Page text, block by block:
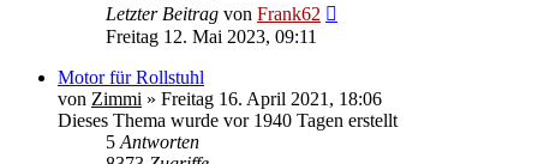
Letzter Beitrag von Frank62
Freitag 12. Mai 2023, 09:11
Motor für Rollstuhl
von Zimmi » Freitag 16. April 2021, 18:06
Dieses Thema wurde vor 1940 Tagen erstellt
5 Antworten